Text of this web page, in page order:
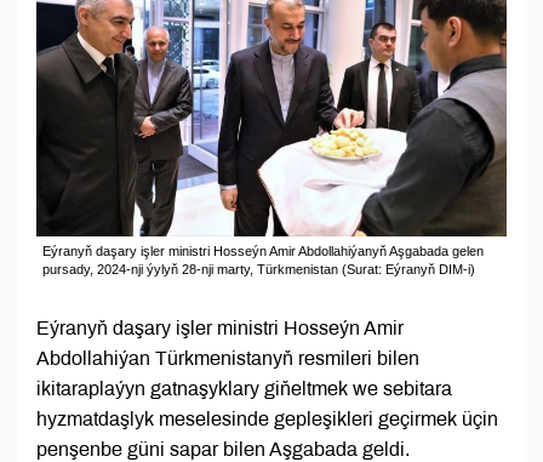
Eýranyň daşary işler ministri Hosseýn Amir Abdollahiýanyň Aşgabada gelen
pursady, 2024-nji ýylyň 28-nji marty, Türkmenistan (Surat: Eýranyň DIM-i)
Eýranyň daşary işler ministri Hosseýn Amir
Abdollahiýan Türkmenistanyň resmileri bilen
ikitaraplaýyn gatnaşyklary giňeltmek we sebitara
hyzmatdaşlyk meselesinde gepleşikleri geçirmek üçin
penşenbe güni sapar bilen Aşgabada geldi.